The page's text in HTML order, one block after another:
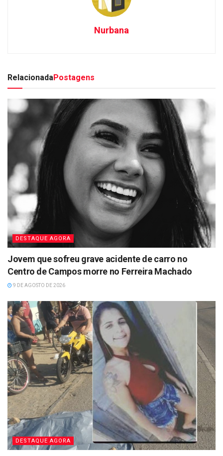
Nurbana
RelacionadaPostagens
DESTAQUE AGORA
Jovem que sofreu grave acidente de carro no
Centro de Campos morre no Ferreira Machado
9 DE AGOSTO DE 2026
DESTAQUE AGORA